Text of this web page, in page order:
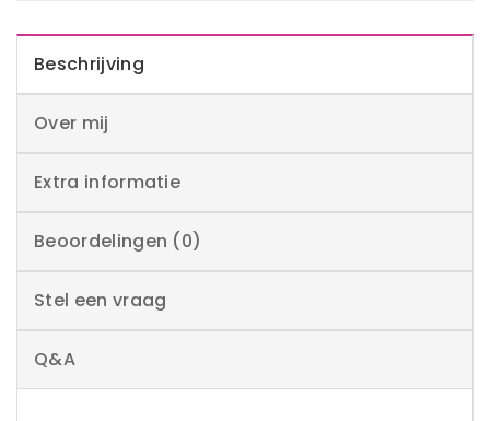
Beschrijving
Over mij
Extra informatie
Beoordelingen (0)
Stel een vraag
Q&A